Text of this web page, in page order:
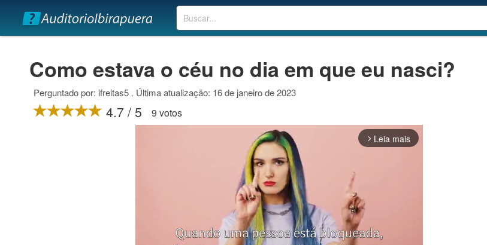
Buscar
Como estava o céu no dia em que eu nasci?
Perguntado por: ifreitas5 . Última atualização: 16 de janeiro de 2023
4.7 / 5 9 votos
arrow_forward_ios Leia mais